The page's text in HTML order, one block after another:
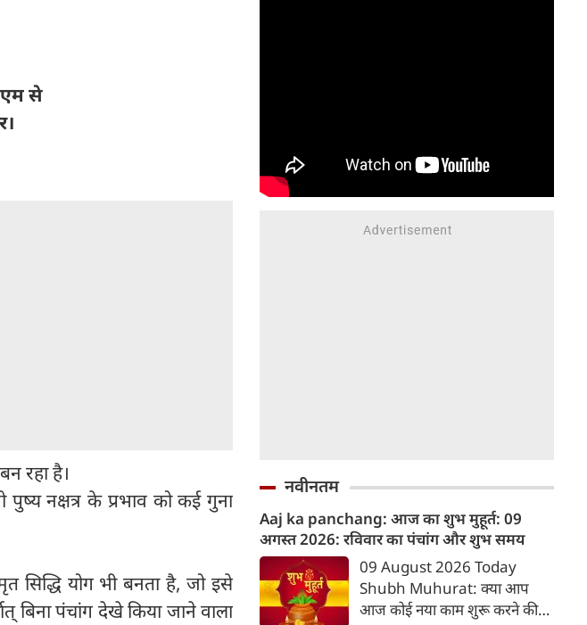
एम से
रहा है।
पुष्य नक्षत्र के प्रभाव को कई गुना
सिद्धि योग भी बनता है, जो इसे
पंचांग देखे किया जाने वाला
नवीनतम
Aaj ka panchang: आज का शुभ मुहूर्त: 09
अगस्‍त 2026: रविवार का पंचांग और शुभ समय
09 August 2026 Today
Shubh Muhurat: क्या आप
आज कोई नया काम शुरू करने की